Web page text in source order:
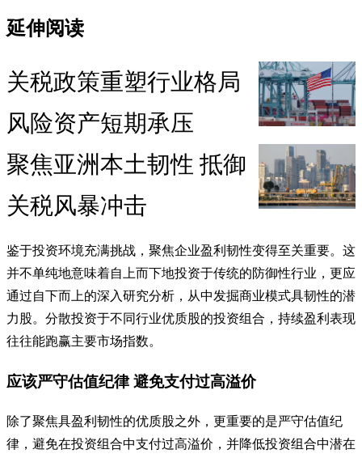
延伸阅读
关税政策重塑行业格局
风险资产短期承压
聚焦亚洲本土韧性 抵御
关税风暴冲击
鉴于投资环境充满挑战，聚焦企业盈利韧性变得至关重要。这
并不单纯地意味着自上而下地投资于传统的防御性行业，更应
通过自下而上的深入研究分析，从中发掘商业模式具韧性的潜
力股。分散投资于不同行业优质股的投资组合，持续盈利表现
往往能跑赢主要市场指数。
应该严守估值纪律 避免支付过高溢价
除了聚焦具盈利韧性的优质股之外，更重要的是严守估值纪
律，避免在投资组合中支付过高溢价，并降低投资组合中潜在